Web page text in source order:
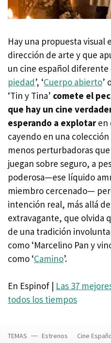
Hay una propuesta visual
dirección de arte y que
un cine español diferente
piedad’, ‘Cuerpo abierto’
‘Tin y Tina’ comete el
que hay un cine
esperando a explotaren
cayendo en una
menos perturbadoras
juegan sobre seguro, a
poderosa—ese líquido
miembro cercenado—
intención real, más allá
extravagante, que olvida
de una tradición
como ‘Marcelino Pan y
como ‘Camino’.
En Espinof | Las 37
todos los tiempos
TEMAS Estrenos Cine